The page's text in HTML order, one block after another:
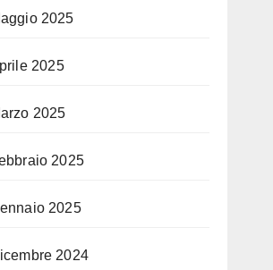
2025
2025
2025
2025
2025
2024